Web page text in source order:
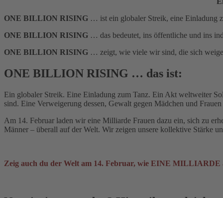
ONE BILLION RISING … ist ein globaler Streik, eine Einladung
ONE BILLION RISING … das bedeutet, ins öffentliche und ins
ONE BILLION RISING … zeigt, wie viele wir sind, die sich
ONE BILLION RISING … das ist:
Ein globaler Streik. Eine Einladung zum Tanz. Ein Akt weltweiter
sind. Eine Verweigerung dessen, Gewalt gegen Mädchen und
Am 14. Februar laden wir eine Milliarde Frauen dazu ein, sich zu
Männer – überall auf der Welt. Wir zeigen unsere kollektive Stärke
Zeig auch du der Welt am 14. Februar, wie EINE MILLIARDE